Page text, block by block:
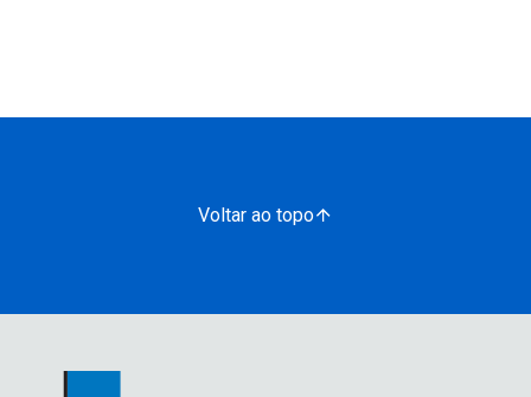
Voltar ao topo